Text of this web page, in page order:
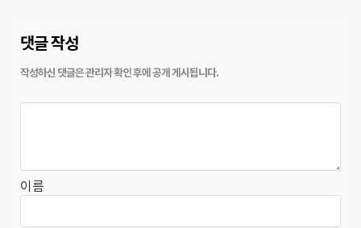
댓글 작성
이름